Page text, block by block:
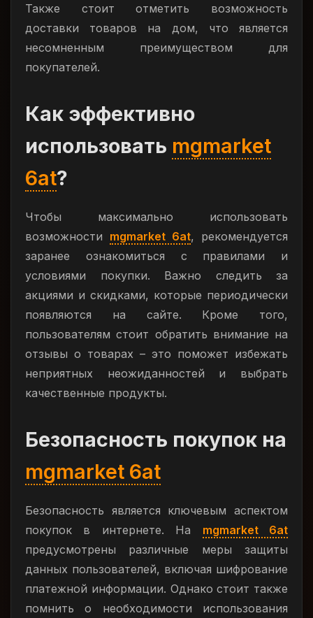
Также стоит отметить возможность
доставки товаров на дом, что является
несомненным преимуществом для
покупателей.
Как эффективно
использовать mgmarket
6at?
Чтобы максимально использовать
возможности mgmarket 6at, рекомендуется
заранее ознакомиться с правилами и
условиями покупки. Важно следить за
акциями и скидками, которые периодически
появляются на сайте. Кроме того,
пользователям стоит обратить внимание на
отзывы о товарах – это поможет избежать
неприятных неожиданностей и выбрать
качественные продукты.
Безопасность покупок на
mgmarket 6at
Безопасность является ключевым аспектом
покупок в интернете. На mgmarket 6at
предусмотрены различные меры защиты
данных пользователей, включая шифрование
платежной информации. Однако стоит также
помнить о необходимости использования